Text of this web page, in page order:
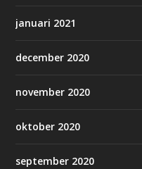
januari 2021
december 2020
november 2020
oktober 2020
september 2020